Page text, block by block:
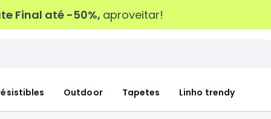
Final até -50%, aproveitar!
Outdoor Tapetes Linho trendy